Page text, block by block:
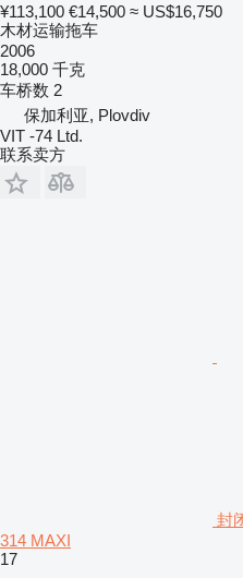
¥113,100 €14,500 ≈ US$16,750
木材运输拖车
2006
18,000 千克
车桥数 2
保加利亚, Plovdiv
VIT -74 Ltd.
联系卖方
封
314 MAXI
17